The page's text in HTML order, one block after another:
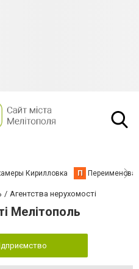
Кирилловка П
Агентства нерухомості
Мелітополь